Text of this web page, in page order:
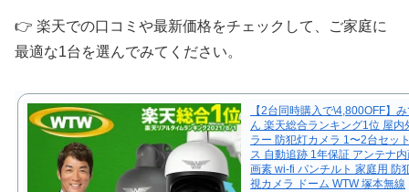
👉 楽天での口コミや最新価格をチェックして、ご家庭に
最適な1台を選んでみてください。
【2台同時購入で\4,800OFF】
ん 楽天総合ランキング1位 屋内
ラー 防犯灯カメラ 1〜2台セッ
ス 自動追跡 1年保証 アンテナ
画素 wi-fi パンチルト 家庭用 防
視カメラ ドーム WTW 塚本無線